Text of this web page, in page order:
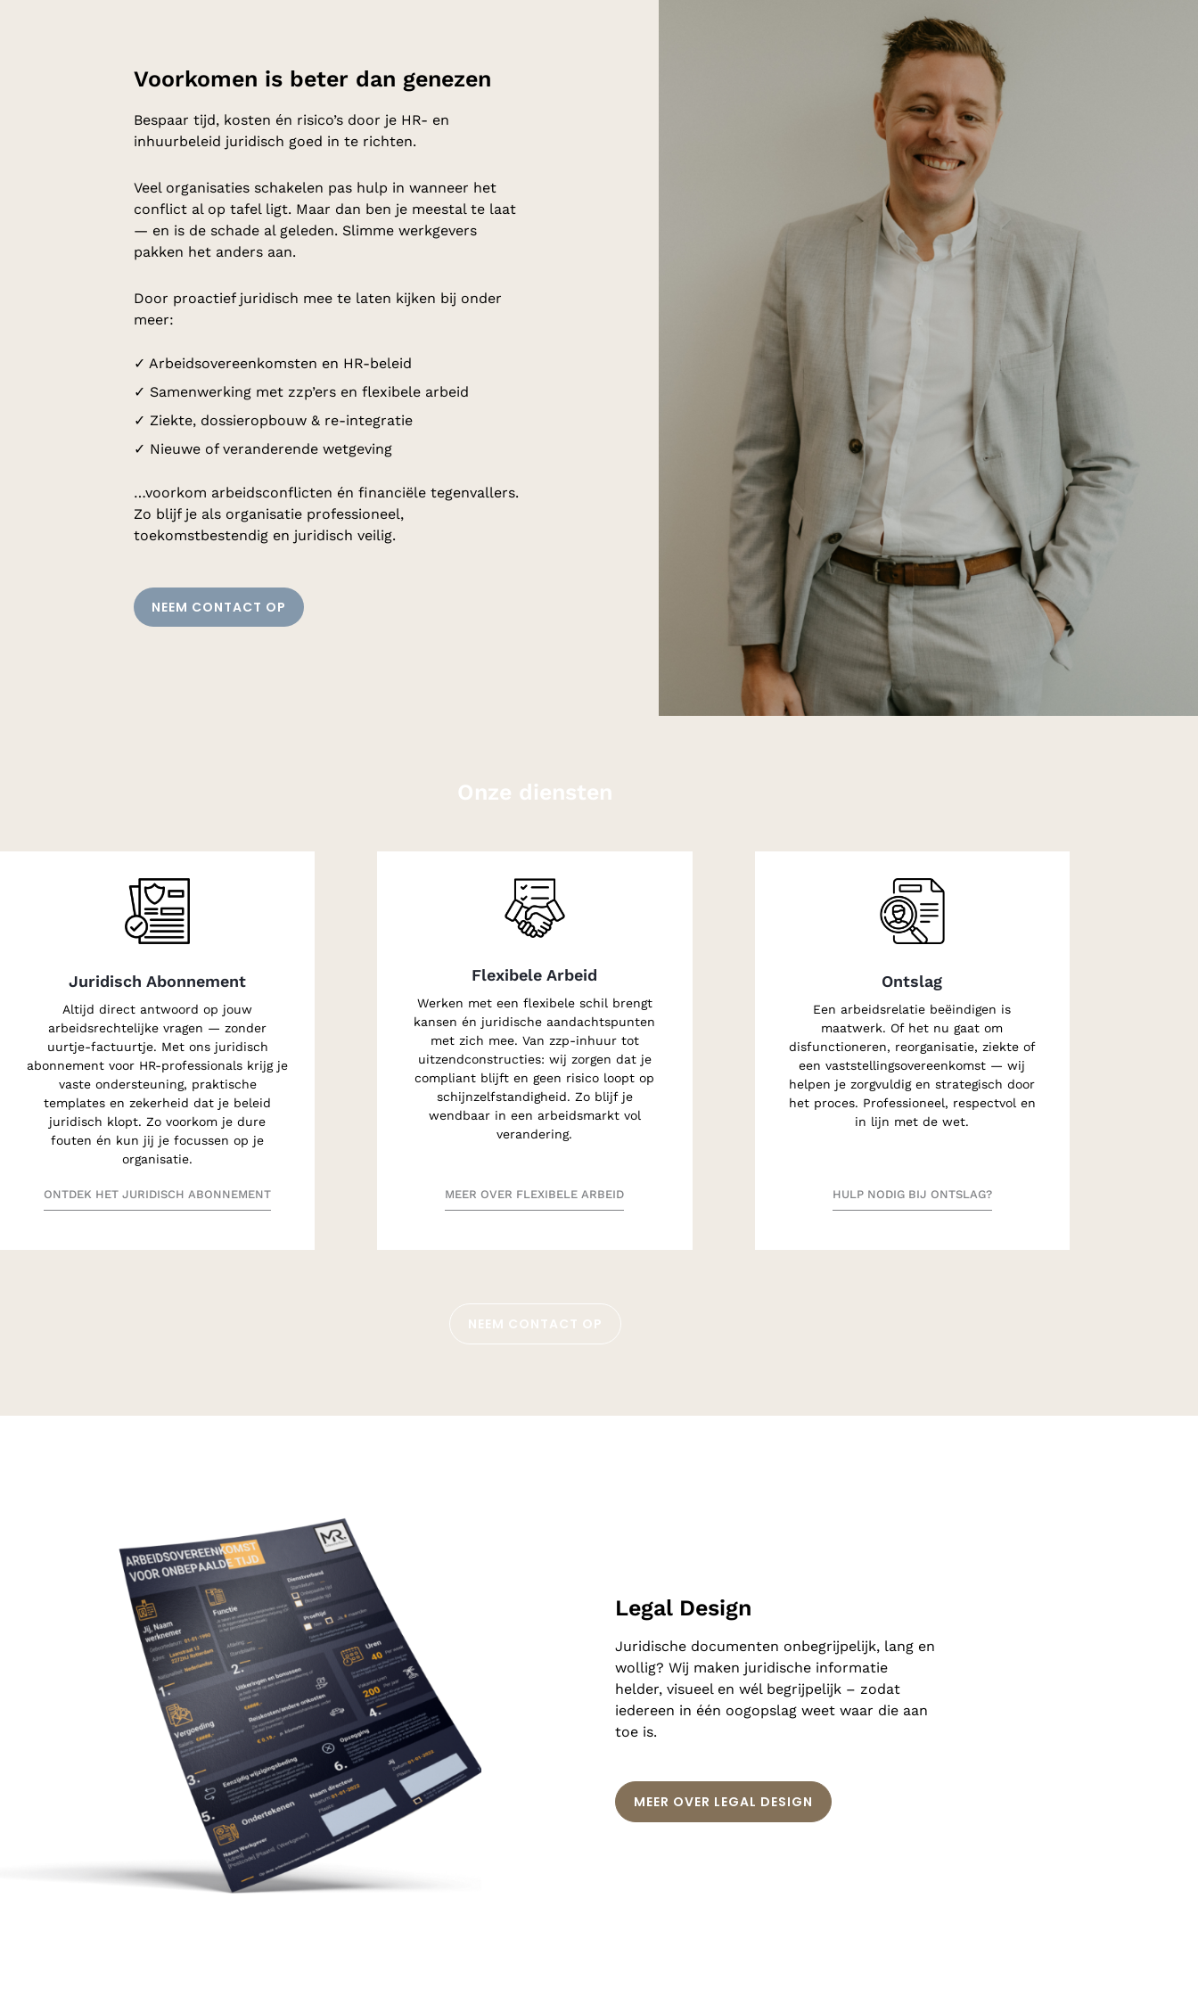
Voorkomen is beter dan genezen
Bespaar tijd, kosten én risico’s door je HR- en
inhuurbeleid juridisch goed in te richten.
Veel organisaties schakelen pas hulp in wanneer het
conflict al op tafel ligt. Maar dan ben je meestal te laat
— en is de schade al geleden. Slimme werkgevers
pakken het anders aan.
Door proactief juridisch mee te laten kijken bij onder
meer:
✓ Arbeidsovereenkomsten en HR-beleid
✓ Samenwerking met zzp’ers en flexibele arbeid
✓ Ziekte, dossieropbouw & re-integratie
✓ Nieuwe of veranderende wetgeving
…voorkom arbeidsconflicten én financiële tegenvallers.
Zo blijf je als organisatie professioneel,
toekomstbestendig en juridisch veilig.
NEEM CONTACT OP
Onze diensten
Juridisch Abonnement
Altijd direct antwoord op jouw
arbeidsrechtelijke vragen — zonder
uurtje-factuurtje. Met ons juridisch
abonnement voor HR-professionals krijg je
vaste ondersteuning, praktische
templates en zekerheid dat je beleid
juridisch klopt. Zo voorkom je dure
fouten én kun jij je focussen op je
organisatie.
ONTDEK HET JURIDISCH ABONNEMENT
Flexibele Arbeid
Werken met een flexibele schil brengt
kansen én juridische aandachtspunten
met zich mee. Van zzp-inhuur tot
uitzendconstructies: wij zorgen dat je
compliant blijft en geen risico loopt op
schijnzelfstandigheid. Zo blijf je
wendbaar in een arbeidsmarkt vol
verandering.
MEER OVER FLEXIBELE ARBEID
Ontslag
Een arbeidsrelatie beëindigen is
maatwerk. Of het nu gaat om
disfunctioneren, reorganisatie, ziekte of
een vaststellingsovereenkomst — wij
helpen je zorgvuldig en strategisch door
het proces. Professioneel, respectvol en
in lijn met de wet.
HULP NODIG BIJ ONTSLAG?
NEEM CONTACT OP
Legal Design
Juridische documenten onbegrijpelijk, lang en
wollig? Wij maken juridische informatie
helder, visueel en wél begrijpelijk – zodat
iedereen in één oogopslag weet waar die aan
toe is.
MEER OVER LEGAL DESIGN